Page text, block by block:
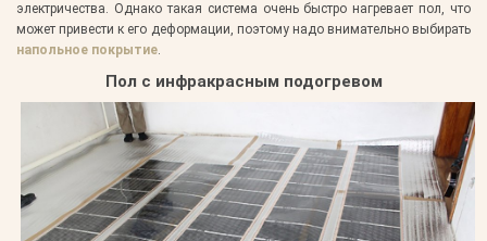
электричества. Однако такая система очень быстро нагревает пол, что
может привести к его деформации, поэтому надо внимательно выбирать
напольное покрытие.
Пол с инфракрасным подогревом